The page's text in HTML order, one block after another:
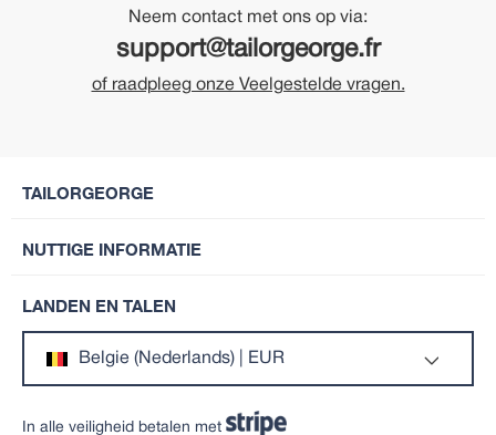
Neem contact met ons op via:
support@tailorgeorge.fr
of raadpleeg onze Veelgestelde vragen.
TAILORGEORGE
NUTTIGE INFORMATIE
LANDEN EN TALEN
Belgie (Nederlands) | EUR
In alle veiligheid betalen met